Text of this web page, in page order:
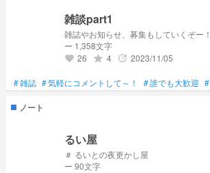
雑談part1
雑誌やお知らせ、募集もしていくぞー！
ー 1,358文字
favorite 26 grade 4 update 2023/11/05
#雑誌 #気軽にコメントして～！ #誰でも大歓迎 #
ノート
るい屋
＃ るいとの夜更かし屋
ー 90文字